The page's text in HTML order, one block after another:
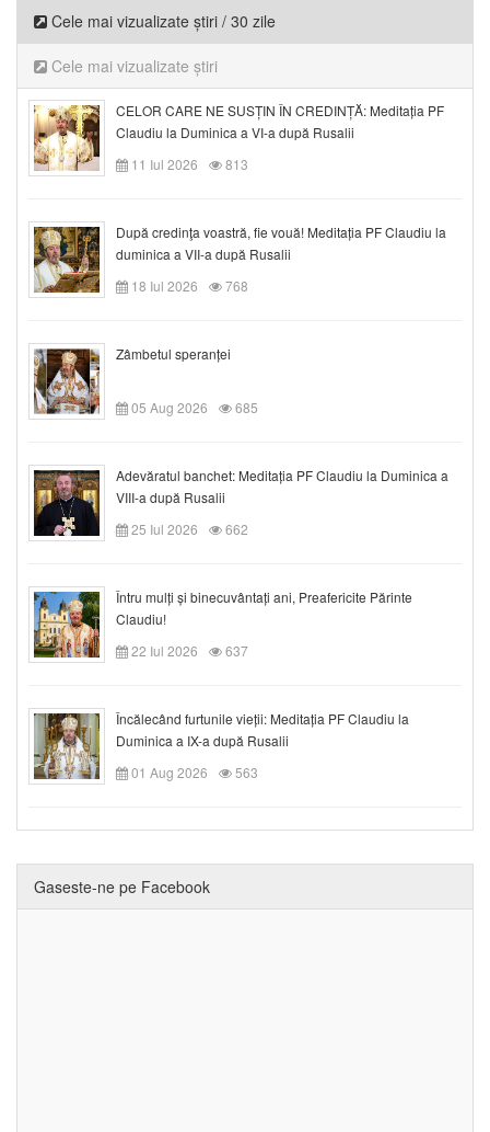
Cele mai vizualizate știri / 30 zile
Cele mai vizualizate știri
CELOR CARE NE SUSȚIN ÎN CREDINȚĂ: Meditația PF
Claudiu la Duminica a VI-a după Rusalii
11 Iul 2026
813
După credinţa voastră, fie vouă! Meditația PF Claudiu la
duminica a VII-a după Rusalii
18 Iul 2026
768
Zâmbetul speranței
05 Aug 2026 685
Adevăratul banchet: Meditația PF Claudiu la Duminica a
VIII-a după Rusalii
25 Iul 2026
662
Întru mulți și binecuvântați ani, Preafericite Părinte
Claudiu!
22 Iul 2026
637
Încălecând furtunile vieții: Meditația PF Claudiu la
Duminica a IX-a după Rusalii
01 Aug 2026
563
Gaseste-ne pe Facebook